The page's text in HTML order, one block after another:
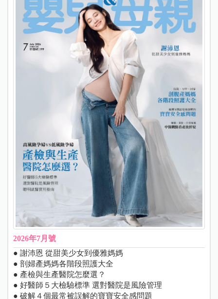
2026年7月號
● 謝沛恩 從甜美少女到優雅媽媽
● 剖婦產媽媽各階段照護大全
● 產檢與生產醫院怎麼選？
● 好醫師５大檢驗標準 選對醫院是風險管理
● 破解４個最常被誤解的寶寶安全感問題